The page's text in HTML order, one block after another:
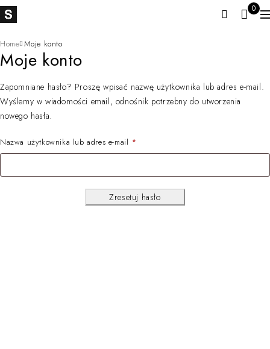
0
Moje konto
Home Moje konto
Zapomniane hasło? Proszę wpisać nazwę użytkownika lub adres e-mail.
Wyślemy w wiadomości email, odnośnik potrzebny do utworzenia
nowego hasła.
Nazwa użytkownika lub adres e-mail *
Zresetuj hasło